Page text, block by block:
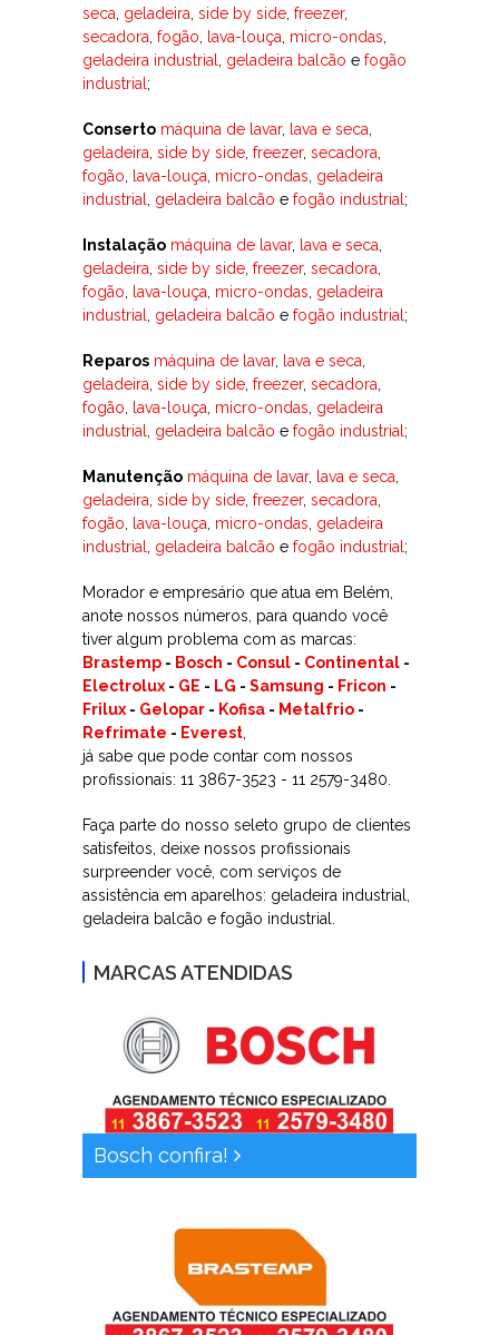
seca geladeira side by side freezer,
secadora fogão lava-louça micro-ondas
geladeira industrial
geladeira balcão e fogão
industrial ;
Conserto máquina de lavar, lava e seca
geladeira side by side freezer, secadora
fogão
lava-louça micro-ondas geladeira
industrial
geladeira balcão e fogão industrial ;
Instalação máquina de lavar, lava e seca
geladeira side by side freezer, secadora
fogão
lava-louça micro-ondas geladeira
industrial
geladeira balcão e fogão industrial ;
Reparos máquina de lavar, lava e seca
geladeira side by side freezer, secadora
fogão
lava-louça micro-ondas geladeira
industrial
geladeira balcão e fogão industrial ;
Manutenção máquina de lavar, lava e seca
geladeira side by side freezer, secadora
fogão
lava-louça micro-ondas geladeira
industrial
geladeira balcão e fogão industrial ;
Morador e empresário que atua em Belém,
anote nossos números, para quando você
tiver algum problema com as marcas:
Brastemp - Bosch - Consul - Continental -
Electrolux - GE - LG - Samsung - Fricon -
Frilux - Gelopar - Kofisa - Metalfrio -
Refrimate - Everest
já sabe que pode contar com nossos
profissionais: 11 3867-3523 - 11 2579-3480.
Faça parte do nosso seleto grupo de clientes
satisfeitos, deixe nossos profissionais
surpreender você, com serviços de
assistência em aparelhos: geladeira industrial,
geladeira balcão e fogão industrial.
MARCAS ATENDIDAS
Bosch confira!